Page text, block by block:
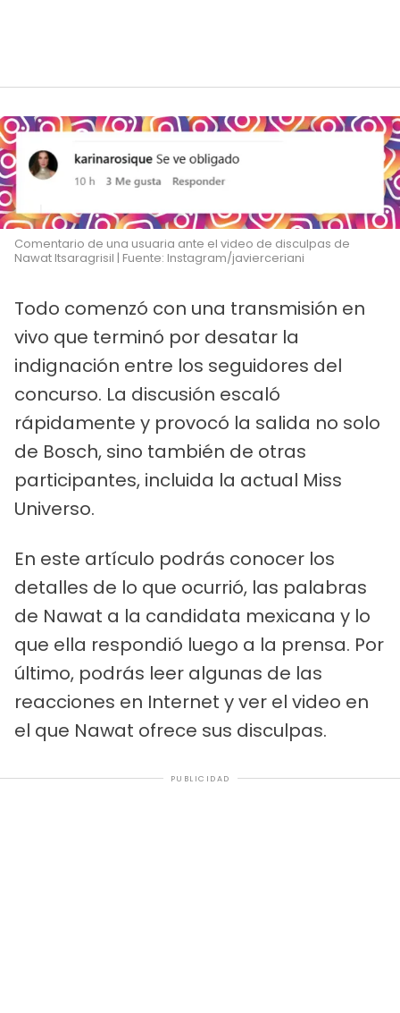
Comentario de una usuaria ante el video de disculpas de
Nawat Itsaragrisil | Fuente: Instagram/javierceriani
Todo comenzó con una transmisión en
vivo que terminó por desatar la
indignación entre los seguidores del
concurso. La discusión escaló
rápidamente y provocó la salida no solo
de Bosch, sino también de otras
participantes, incluida la actual Miss
Universo.
En este artículo podrás conocer los
detalles de lo que ocurrió, las palabras
de Nawat a la candidata mexicana y lo
que ella respondió luego a la prensa. Por
último, podrás leer algunas de las
reacciones en Internet y ver el video en
el que Nawat ofrece sus disculpas.
PUBLICIDAD